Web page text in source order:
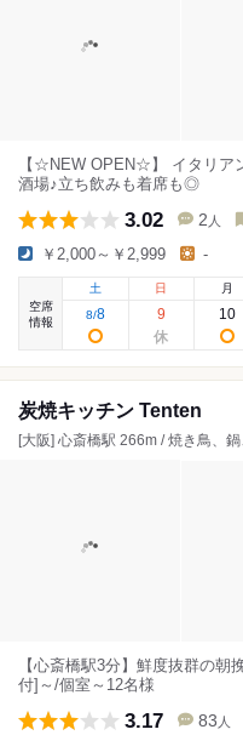
【☆NEW OPEN☆】 イタリア
酒場♪立ち飲みも着席も◎
3.02 2 人
￥2,000～￥2,999 -
空席
情報
土
8/8
日
9
月
10
炭焼キッチン Tenten
[大阪] 心斎橋駅 266m / 焼き鳥、
【心斎橋駅3分】鮮度抜群の
付]～/個室～12名様
3.17 83 人